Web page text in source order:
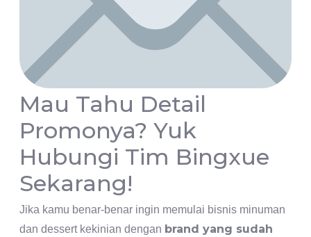
Mau Tahu Detail
Promonya? Yuk
Hubungi Tim Bingxue
Sekarang!
Jika kamu benar-benar ingin memulai bisnis minuman
dan dessert kekinian dengan brand yang sudah